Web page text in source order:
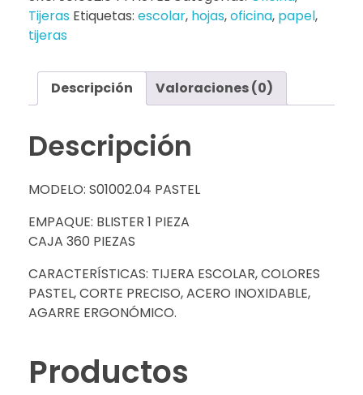
Tijeras Etiquetas: escolar, hojas,oficina, papel,
tijeras
Descripción Valoraciones (0)
Descripción
MODELO: S01002.04 PASTEL
EMPAQUE: BLISTER 1 PIEZA
CAJA 360 PIEZAS
CARACTERÍSTICAS: TIJERA ESCOLAR, COLORES
PASTEL, CORTE PRECISO, ACERO INOXIDABLE,
AGARRE ERGONÓMICO.
Productos